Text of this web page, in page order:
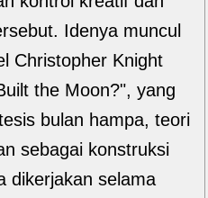
Idenya muncul
Christopher Knight
the Moon?", yang
bulan hampa, teori
sebagai konstruksi
dikerjakan selama